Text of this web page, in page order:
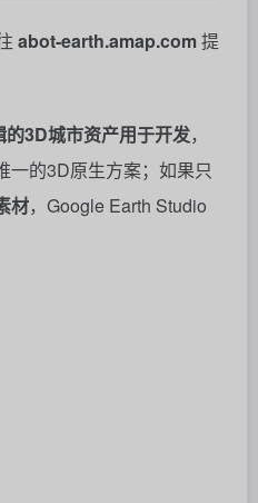
abot-earth.amap.com提
的3D城市资产用于开发，
一的3D原生方案；如果只
材，Google Earth Studio